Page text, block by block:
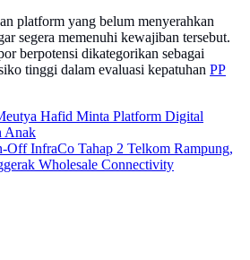
platform yang belum menyerahkan
segera memenuhi kewajiban tersebut.
berpotensi dikategorikan sebagai
tinggi dalam evaluasi kepatuhan PP
Hafid Minta Platform Digital
Anak
Off InfraCo Tahap 2 Telkom Rampung,
Wholesale Connectivity